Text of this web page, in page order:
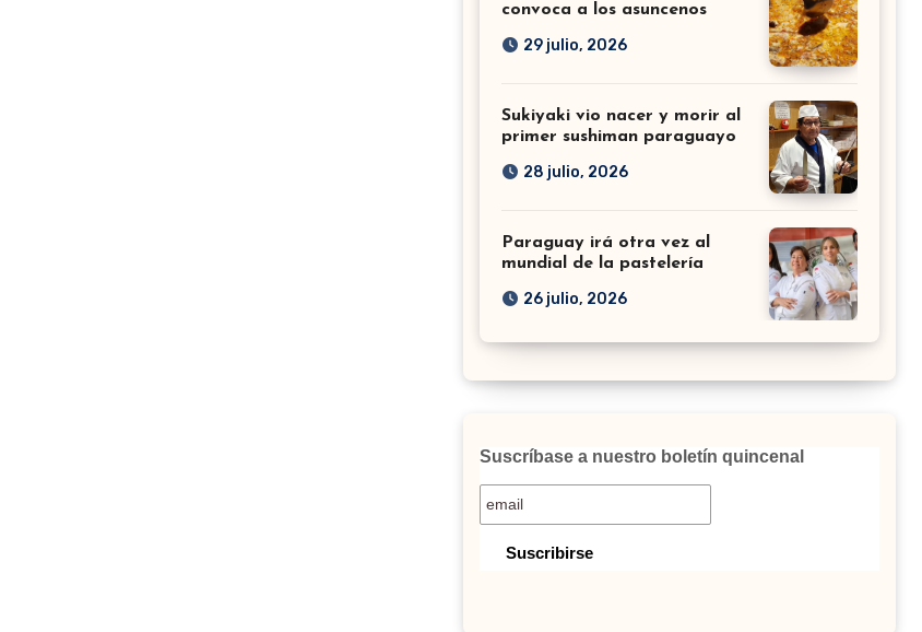
convoca a los asuncenos
29 julio, 2026
Sukiyaki vio nacer y morir al
primer sushiman paraguayo
28 julio, 2026
Paraguay irá otra vez al
mundial de la pastelería
26 julio, 2026
Suscríbase a nuestro boletín quincenal